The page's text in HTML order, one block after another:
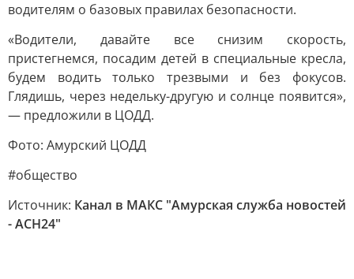
водителям о базовых правилах безопасности.
«Водители, давайте все снизим скорость,
пристегнемся, посадим детей в специальные кресла,
будем водить только трезвыми и без фокусов.
Глядишь, через недельку-другую и солнце появится»,
— предложили в ЦОДД.
Фото: Амурский ЦОДД
#общество
Источник: Канал в МАКС "Амурская служба новостей
- АСН24"